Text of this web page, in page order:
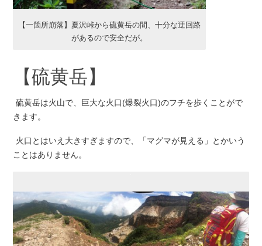
【一箇所崩落】夏沢峠から硫黄岳の間、十分な迂回路
があるので安全だが。
【硫黄岳】
硫黄岳は火山で、巨大な火口(爆裂火口)のフチを歩くことがで
きます。
火口とはいえ大きすぎますので、「マグマが見える」とかいう
ことはありません。